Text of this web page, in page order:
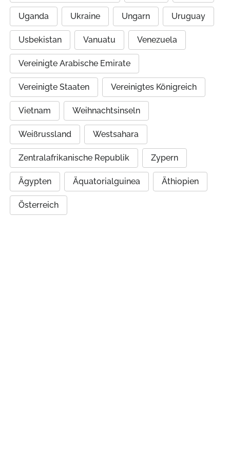
Uganda Ukraine Ungarn Uruguay
Usbekistan Vanuatu Venezuela
Vereinigte Arabische Emirate
Vereinigte Staaten Vereinigtes Königreich
Vietnam Weihnachtsinseln
Weißrussland Westsahara
Zentralafrikanische Republik Zypern
Ägypten Äquatorialguinea Äthiopien
Österreich